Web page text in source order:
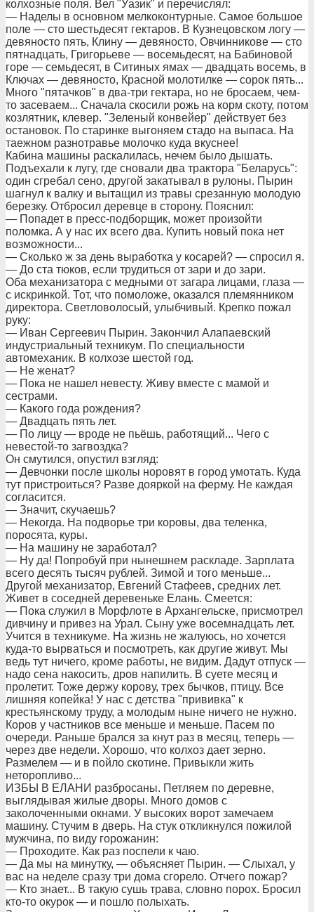
колхозные поля. Вел "Уазик" и перечислял:
— Наделы в основном мелкоконтурные. Самое большое
поле — сто шестьдесят гектаров. В Кузнецовском логу —
девяносто пять, Клину — девяносто, Овчинникове — сто
пятнадцать, Григорьеве — восемьдесят, на Бабиновой
горе — семьдесят, в Ситиных ямах — двадцать восемь, в
Ключах — девяносто, Красной молотилке — сорок пять...
Много "пятачков" в два-три гектара, но не бросаем, чем-
то засеваем... Сначала скосили рожь на корм скоту, потом
козлятник, клевер. "Зеленый конвейер" действует без
остановок. По старинке выгоняем стадо на выпаса. На
таежном разнотравье молочко куда вкуснее!
Кабина машины раскалилась, нечем было дышать.
Подъехали к лугу, где сновали два трактора "Беларусь":
один сгребал сено, другой закатывал в рулоны. Пырин
шагнул к валку и вытащил из травы срезанную молодую
березку. Отбросил деревце в сторону. Пояснил:
— Попадет в пресс-подборщик, может произойти
поломка. А у нас их всего два. Купить новый пока нет
возможности...
— Сколько ж за день выработка у косарей? — спросил я.
— До ста тюков, если трудиться от зари и до зари.
Оба механизатора с медными от загара лицами, глаза —
с искринкой. Тот, что помоложе, оказался племянником
директора. Светловолосый, улыбчивый. Крепко пожал
руку:
— Иван Сергеевич Пырин. Закончил Алапаевский
индустриальный техникум. По специальности
автомеханик. В колхозе шестой год.
— Не женат?
— Пока не нашел невесту. Живу вместе с мамой и
сестрами.
— Какого года рождения?
— Двадцать пять лет.
— По лицу — вроде не пьёшь, работящий... Чего с
невестой-то загвоздка?
Он смутился, опустил взгляд:
— Девчонки после школы норовят в город умотать. Куда
тут пристроиться? Разве дояркой на ферму. Не каждая
согласится.
— Значит, скучаешь?
— Некогда. На подворье три коровы, два теленка,
поросята, куры.
— На машину не заработал?
— Ну да! Попробуй при нынешнем раскладе. Зарплата
всего десять тысяч рублей. Зимой и того меньше...
Другой механизатор, Евгений Стафеев, средних лет.
Живет в соседней деревеньке Елань. Смеется:
— Пока служил в Морфлоте в Архангельске, присмотрел
дивчину и привез на Урал. Сыну уже восемнадцать лет.
Учится в техникуме. На жизнь не жалуюсь, но хочется
куда-то вырваться и посмотреть, как другие живут. Мы
ведь тут ничего, кроме работы, не видим. Дадут отпуск —
надо сена накосить, дров напилить. В суете месяц и
пролетит. Тоже держу корову, трех бычков, птицу. Все
лишняя копейка! У нас с детства "прививка" к
крестьянскому труду, а молодым ныне ничего не нужно.
Коров у частников все меньше и меньше. Пасем по
очереди. Раньше брался за кнут раз в месяц, теперь —
через две недели. Хорошо, что колхоз дает зерно.
Размелем — и в пойло скотине. Привыкли жить
неторопливо...
ИЗБЫ В ЕЛАНИ разбросаны. Петляем по деревне,
выглядывая жилые дворы. Много домов с
заколоченными окнами. У высоких ворот замечаем
машину. Стучим в дверь. На стук откликнулся пожилой
мужчина, по виду горожанин:
— Проходите. Как раз поспели к чаю.
— Да мы на минутку, — объясняет Пырин. — Слыхал, у
вас на неделе сразу три дома сгорело. Отчего пожар?
— Кто знает... В такую сушь трава, словно порох. Бросил
кто-то окурок — и пошло полыхать.